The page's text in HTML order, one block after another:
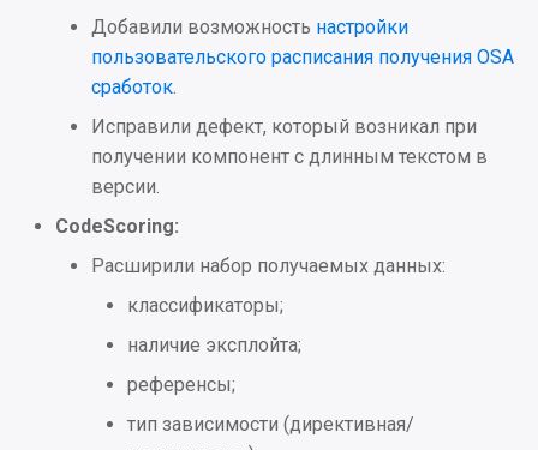
Добавили возможность настройки
пользовательского расписания получения OSA
сработок.
Исправили дефект, который возникал при
получении компонент с длинным текстом в
версии.
CodeScoring:
Расширили набор получаемых данных:
классификаторы;
наличие эксплойта;
референсы;
тип зависимости (директивная/